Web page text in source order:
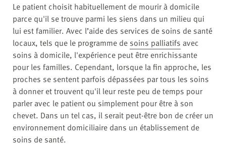
Le patient choisit habituellement de mourir à domicile
parce qu'il se trouve parmi les siens dans un milieu qui
lui est familier. Avec l’aide des services de soins de santé
locaux, tels que le programme de soins palliatifs avec
soins à domicile, l'expérience peut être enrichissante
pour les familles. Cependant, lorsque la fin approche, les
proches se sentent parfois dépassées par tous les soins
à donner et trouvent qu'il leur reste peu de temps pour
parler avec le patient ou simplement pour être à son
chevet. Dans un tel cas, il serait peut-être bon de créer un
environnement domiciliaire dans un établissement de
soins de santé.